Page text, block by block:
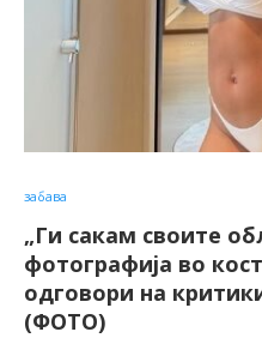
забава
„Ги сакам своите
фотографија во
одговори на
(ФОТО)